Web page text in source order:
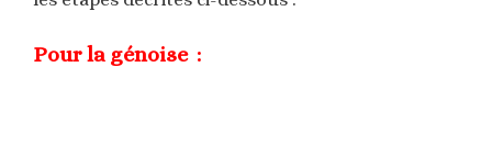
Pour la génoise :